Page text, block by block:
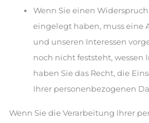
Wenn Sie einen Widerspruch
eingelegt haben, muss eine
und unseren Interessen
noch nicht feststeht, wessen
haben Sie das Recht, die
Ihrer personenbezogenen
Wenn Sie die Verarbeitung Ihrer